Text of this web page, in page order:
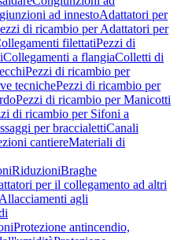
ad innestoAdattatori per
di ricambio per Adattatori per
filettatiPezzi di
Collegamenti a flangiaColletti di
Pezzi di ricambio per
tecnichePezzi di ricambio per
Pezzi di ricambio per Manicotti
di ricambio per Sifoni a
per braccialettiCanali
cantiereMateriali di
RiduzioniBraghe
per il collegamento ad altri
Allacciamenti agli
Protezione antincendio,